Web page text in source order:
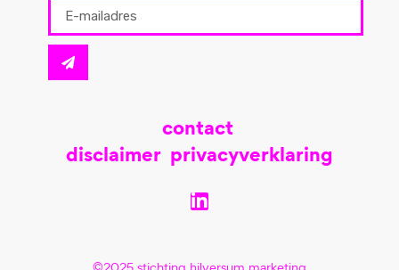
contact
disclaimer privacyverklaring